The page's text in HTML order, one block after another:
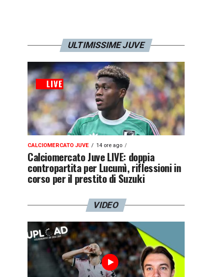
ULTIMISSIME JUVE
CALCIOMERCATO JUVE 14 ore ago
Calciomercato Juve LIVE: doppia
contropartita per Lucumì, riflessioni in
corso per il prestito di Suzuki
VIDEO